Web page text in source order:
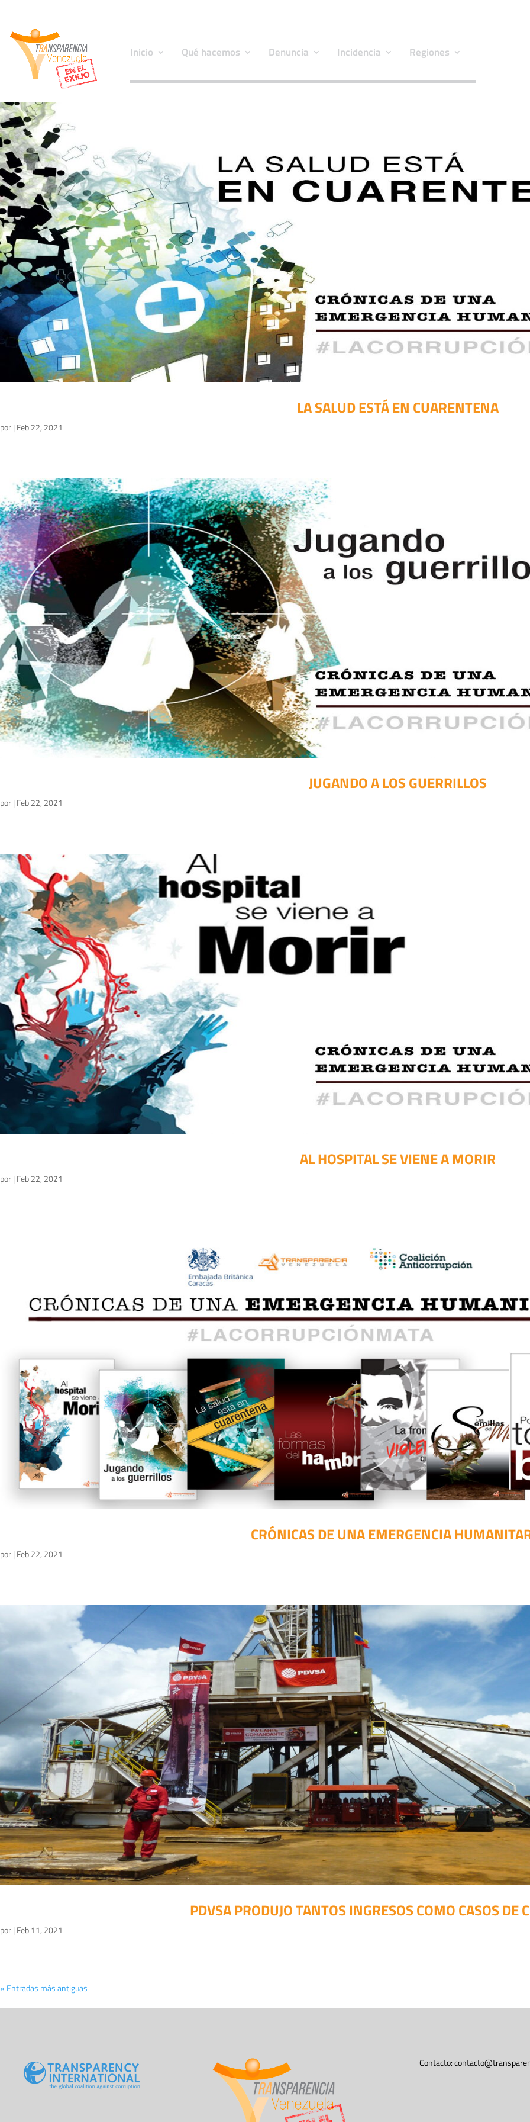
Inicio Qué hacemos Denuncia Incidencia Regiones
LA SALUD ESTÁ EN CUARENTENA
por| Feb 22, 2021
JUGANDO A LOS GUERRILLOS
por| Feb 22, 2021
AL HOSPITAL SE VIENE A MORIR
por| Feb 22, 2021
CRÓNICAS DE UNA EMERGENCIA
por| Feb 22, 2021
PDVSA PRODUJO TANTOS INGRESOS COMO CASOS DE
por| Feb 11, 2021
« Entradas más antiguas
Contacto: